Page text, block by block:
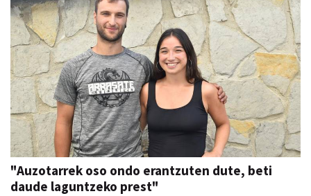
"Auzotarrek oso ondo erantzuten dute, beti
daude laguntzeko prest"